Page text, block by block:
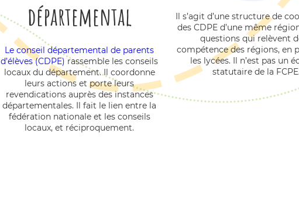
départemental
Le conseil départemental de parents
d’élèves (CDPE) rassemble les conseils
locaux du département. Il coordonne
leurs actions et porte leurs
revendications auprès des instances
départementales. Il fait le lien entre la
fédération nationale et les conseils
locaux, et réciproquement.
Il s’agit d’une structure de
des CDPE d’une même
questions qui relèvent
compétence des régions, en
les lycées. Il n’est pas un
statutaire de la FCPE.